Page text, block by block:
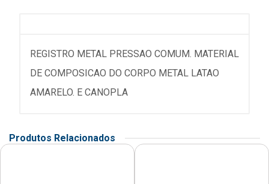
REGISTRO METAL PRESSAO COMUM. MATERIAL
DE COMPOSICAO DO CORPO METAL LATAO
AMARELO. E CANOPLA
Produtos Relacionados